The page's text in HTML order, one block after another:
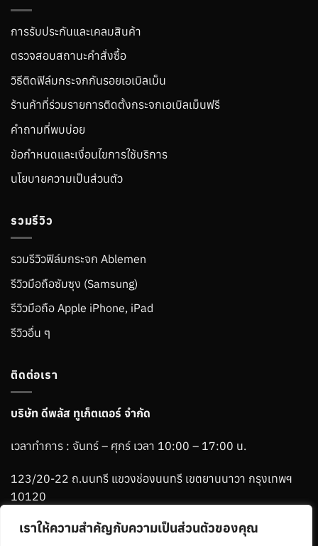
เราให้ความสำคัญกับความเป็นส่วนตัวของคุณ
การรับประกันและเคลมสินค้า
ตรวจสอบสถานะคำสั่งซื้อ
วิธีติดฟิล์มกระจกกันรอยเอเบิลเม็น
ร้านค้าที่ร่วมรายการติดตั้งกระจกเอเบิลเม็นฟรี
คำถามที่พบบ่อย
ข้อกำหนดและเงื่อนไขการใช้บริการ
นโยบายความเป็นส่วนตัว
รวมรีวิว
รวมรีวิวฟิล์มกระจก Ablemen
รีวิวมือถือซัมซุง (Samsung)
รีวิวมือถือ Apple iPhone, iPad
รีวิวอื่น ๆ
ติดต่อเรา
บริษัท ดีพลัส ทูเก็ตเตอร์ จำกัด
เวลาทำการ : จันทร์ – ศุกร์ เวลา 10:00 – 17:00 น.
123/20-22 ถ.นนทรี แขวงช่องนนทรี เขตยานนาวา กรุงเทพฯ
10120
Phone :06-1265-2784